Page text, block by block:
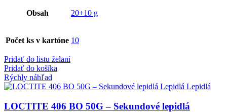
Obsah 20+10 g
Počet ks v kartóne 10
Pridať do listu želaní
Pridať do košíka
Rýchly náhľad
LOCTITE 406 BO 50G – Sekundové lepidlá